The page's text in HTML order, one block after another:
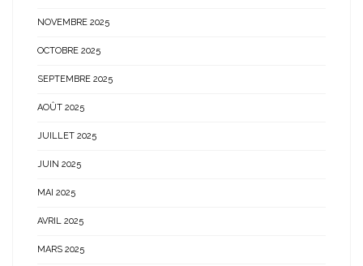
NOVEMBRE 2025
OCTOBRE 2025
SEPTEMBRE 2025
AOÛT 2025
JUILLET 2025
JUIN 2025
MAI 2025
AVRIL 2025
MARS 2025